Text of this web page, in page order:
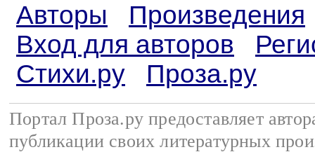
Авторы
Произведения
Вход для авторов
Стихи.ру
Проза.ру
Портал Проза.ру предоставляет
публикации своих литературных